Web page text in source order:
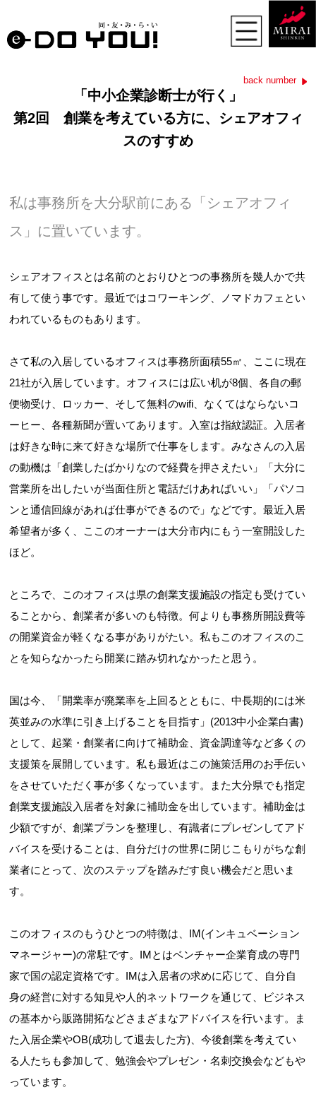
back number
「中小企業診断士が行く」
第2回 創業を考えている方に、シェアオフィ
スのすすめ
私は事務所を大分駅前にある「シェアオフィ
ス」に置いています。
シェアオフィスとは名前のとおりひとつの事務所を幾人かで共
有して使う事です。最近ではコワーキング、ノマドカフェとい
われているものもあります。
さて私の入居しているオフィスは事務所面積55㎡、ここに現在
21社が入居しています。オフィスには広い机が8個、各自の郵
便物受け、ロッカー、そして無料のwifi、なくてはならないコ
ーヒー、各種新聞が置いてあります。入室は指紋認証。入居者
は好きな時に来て好きな場所で仕事をします。みなさんの入居
の動機は「創業したばかりなので経費を押さえたい」「大分に
営業所を出したいが当面住所と電話だけあればいい」「パソコ
ンと通信回線があれば仕事ができるので」などです。最近入居
希望者が多く、ここのオーナーは大分市内にもう一室開設した
ほど。
ところで、このオフィスは県の創業支援施設の指定も受けてい
ることから、創業者が多いのも特徴。何よりも事務所開設費等
の開業資金が軽くなる事がありがたい。私もこのオフィスのこ
とを知らなかったら開業に踏み切れなかったと思う。
国は今、「開業率が廃業率を上回るとともに、中長期的には米
英並みの水準に引き上げることを目指す」(2013中小企業白書)
として、起業・創業者に向けて補助金、資金調達等など多くの
支援策を展開しています。私も最近はこの施策活用のお手伝い
をさせていただく事が多くなっています。また大分県でも指定
創業支援施設入居者を対象に補助金を出しています。補助金は
少額ですが、創業プランを整理し、有識者にプレゼンしてアド
バイスを受けることは、自分だけの世界に閉じこもりがちな創
業者にとって、次のステップを踏みだす良い機会だと思いま
す。
このオフィスのもうひとつの特徴は、IM(インキュベーション
マネージャー)の常駐です。IMとはベンチャー企業育成の専門
家で国の認定資格です。IMは入居者の求めに応じて、自分自
身の経営に対する知見や人的ネットワークを通じて、ビジネス
の基本から販路開拓などさまざまなアドバイスを行います。ま
た入居企業やOB(成功して退去した方)、今後創業を考えてい
る人たちも参加して、勉強会やプレゼン・名刺交換会などもや
っています。